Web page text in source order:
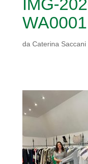
IMG-
WA0001
da Caterina Saccani